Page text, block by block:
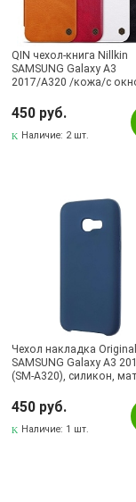
QIN чехол-книга Nillkin
SAMSUNG Galaxy A3
2017/A320 /кожа/с
450 руб.
Наличие: 2 шт.
Чехол накладка
SAMSUNG Galaxy А3
(SM-A320), силикон,
450 руб.
Наличие: 1 шт.